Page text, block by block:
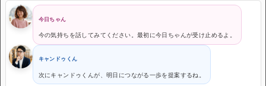
今日ちゃん
今の気持ちを話してみてください。最初に今日ちゃんが受け止めるよ。
キャンドゥくん
次にキャンドゥくんが、明日につながる一歩を提案するね。